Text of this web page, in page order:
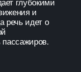
глубокими
и
речь идет о
пассажиров.